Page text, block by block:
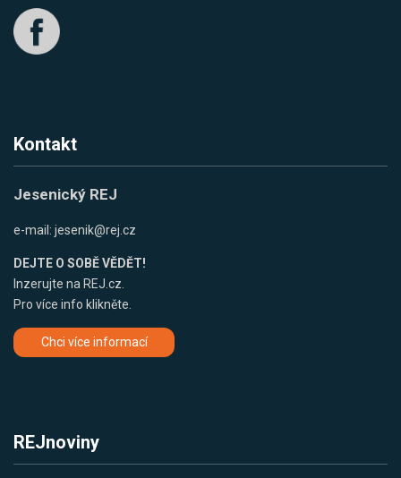
Kontakt
Jesenický REJ
e-mail: jesenik@rej.cz
DEJTE O SOBĚ VĚDĚT!
Inzerujte na REJ.cz.
Pro více info klikněte.
Chci více informací
REJnoviny